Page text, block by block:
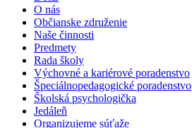
O nás
Občianske združenie
Naše činnosti
Predmety
Rada školy
Výchovné a kariérové poradenstvo
Špeciálnopedagogické poradenstvo
Školská psychologička
Jedáleň
Organizujeme súťaže